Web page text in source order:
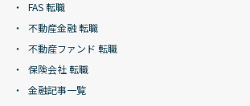
FAS 転職
不動産金融 転職
不動産ファンド 転職
保険会社 転職
金融記事一覧